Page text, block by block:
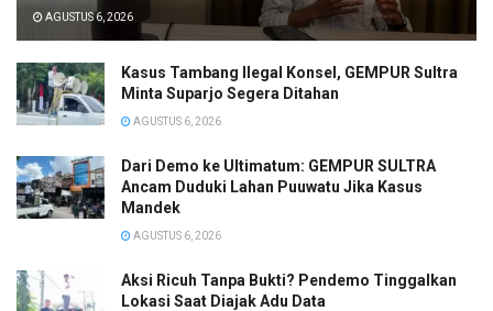
AGUSTUS 6, 2026
Kasus Tambang Ilegal Konsel, GEMPUR Sultra
Minta Suparjo Segera Ditahan
AGUSTUS 6, 2026
Dari Demo ke Ultimatum: GEMPUR SULTRA
Ancam Duduki Lahan Puuwatu Jika Kasus
Mandek
AGUSTUS 6, 2026
Aksi Ricuh Tanpa Bukti? Pendemo Tinggalkan
Lokasi Saat Diajak Adu Data